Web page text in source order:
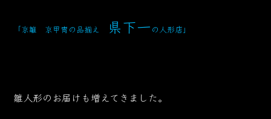
「京雛 京甲冑の品揃え 県下一 の人形店」
雛人形のお届けも増えてきました。